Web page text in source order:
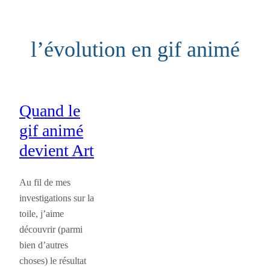
contenul’évolution en gif animé
Quand le
gif animé
devient Art
Au fil de mes
investigations sur la
toile, j’aime
découvrir (parmi
bien d’autres
choses) le résultat